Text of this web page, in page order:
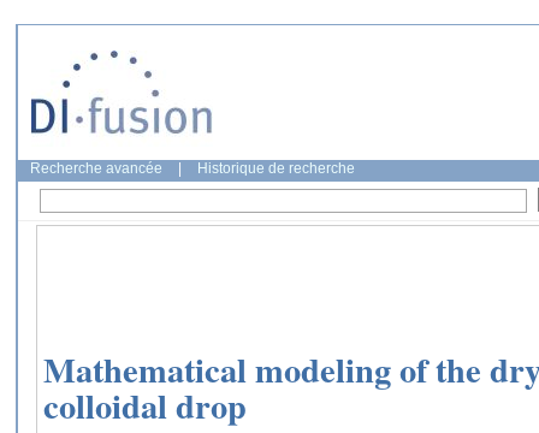
Recherche avancée Historique de recherche
Mathematical modeling of the
colloidal drop